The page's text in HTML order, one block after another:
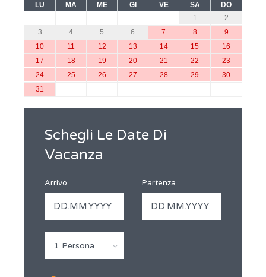
LU MA ME GI VE SA
DO
1
2
3
4 5 6 7 8
9
10
11 12 13 14 15
16
17
18 19 20 21 22
23
24
25 26 27 28 29
30
31
Schegli Le Date Di
Vacanza
Arrivo Partenza
1 Persona